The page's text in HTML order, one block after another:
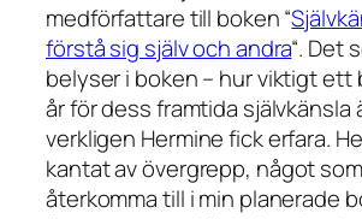
medförfattare till boken “
förstå sig själv och andra“. Det
belyser i boken – hur viktigt ett
år för dess framtida självkänsla
verkligen Hermine fick erfara.
kantat av övergrepp, något
återkomma till i min planerade